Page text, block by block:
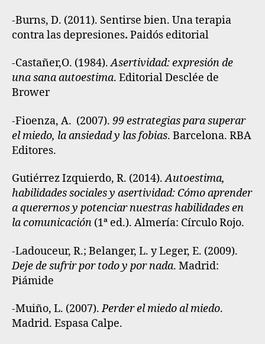
-Burns, D. (2011). Sentirse bien. Una terapia
contra las depresiones. Paidós editorial
-Castañer,O. (1984).Asertividad: expresión de
una sana autoestima. Editorial Desclée de
Brower
-Fioenza, A. (2007). 99 estrategias para superar
el miedo, la ansiedad y las fobias. Barcelona. RBA
Editores.
Gutiérrez Izquierdo, R. (2014).Autoestima,
habilidades sociales y asertividad: Cómo aprender
a querernos y potenciar nuestras habilidades en
la comunicación (1ª ed.). Almería: Círculo Rojo.
-Ladouceur, R.; Belanger, L. y Leger, E. (2009).
Deje de sufrir por todo y por nada. Madrid:
Piámide
-Muiño, L. (2007).Perder el miedo al miedo.
Madrid. Espasa Calpe.